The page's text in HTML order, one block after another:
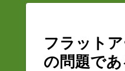
フラット
の問題であ